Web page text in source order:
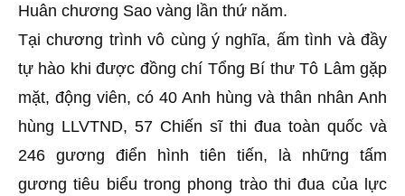
Huân chương Sao vàng lần thứ năm.
Tại chương trình vô cùng ý nghĩa, ấm tình và đầy
tự hào khi được đồng chí Tổng Bí thư Tô Lâm gặp
mặt, động viên, có 40 Anh hùng và thân nhân Anh
hùng LLVTND, 57 Chiến sĩ thi đua toàn quốc và
246 gương điển hình tiên tiến, là những tấm
gương tiêu biểu trong phong trào thi đua của lực